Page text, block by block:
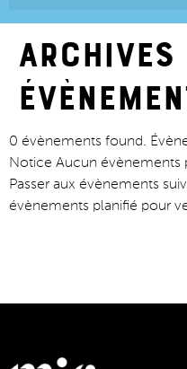
Archives
0 évènements found.
Notice Aucun évènements
Passer aux évènements
évènements planifié pour